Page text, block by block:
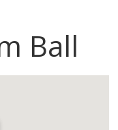
Ball